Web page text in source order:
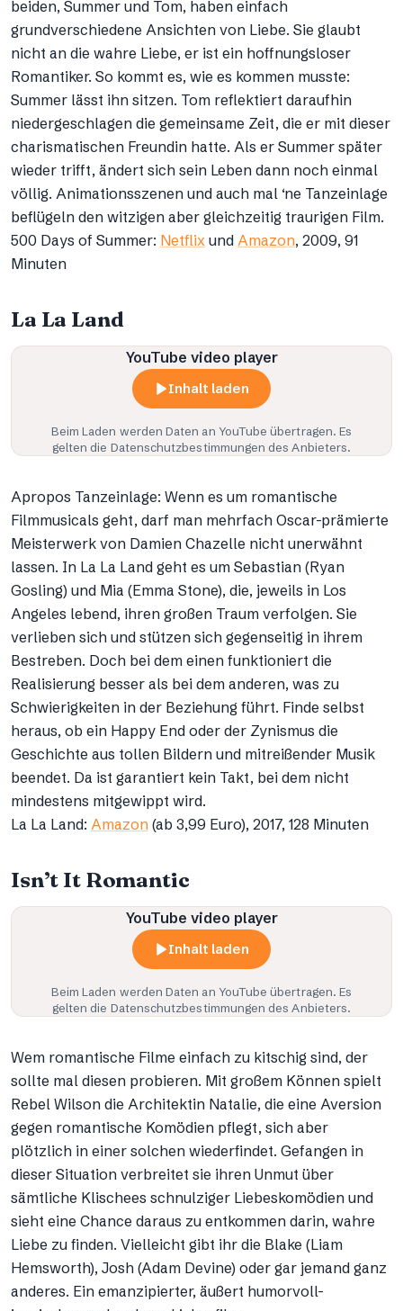
beiden, Summer und Tom, haben einfach
grundverschiedene Ansichten von Liebe. Sie glaubt
nicht an die wahre Liebe, er ist ein hoffnungsloser
Romantiker. So kommt es, wie es kommen musste:
Summer lässt ihn sitzen. Tom reflektiert daraufhin
niedergeschlagen die gemeinsame Zeit, die er mit dieser
charismatischen Freundin hatte. Als er Summer später
wieder trifft, ändert sich sein Leben dann noch einmal
völlig. Animationsszenen und auch mal ‘ne Tanzeinlage
beflügeln den witzigen aber gleichzeitig traurigen Film.
500 Days of Summer: Netflix und Amazon, 2009, 91
Minuten
La La Land
YouTube video player
Inhalt laden
Beim Laden werden Daten an YouTube übertragen. Es
gelten die Datenschutzbestimmungen des Anbieters.
Apropos Tanzeinlage: Wenn es um romantische
Filmmusicals geht, darf man mehrfach Oscar-prämierte
Meisterwerk von Damien Chazelle nicht unerwähnt
lassen. In La La Land geht es um Sebastian (Ryan
Gosling) und Mia (Emma Stone), die, jeweils in Los
Angeles lebend, ihren großen Traum verfolgen. Sie
verlieben sich und stützen sich gegenseitig in ihrem
Bestreben. Doch bei dem einen funktioniert die
Realisierung besser als bei dem anderen, was zu
Schwierigkeiten in der Beziehung führt. Finde selbst
heraus, ob ein Happy End oder der Zynismus die
Geschichte aus tollen Bildern und mitreißender Musik
beendet. Da ist garantiert kein Takt, bei dem nicht
mindestens mitgewippt wird.
La La Land: Amazon (ab 3,99 Euro), 2017, 128 Minuten
Isn’t It Romantic
YouTube video player
Inhalt laden
Beim Laden werden Daten an YouTube übertragen. Es
gelten die Datenschutzbestimmungen des Anbieters.
Wem romantische Filme einfach zu kitschig sind, der
sollte mal diesen probieren. Mit großem Können spielt
Rebel Wilson die Architektin Natalie, die eine Aversion
gegen romantische Komödien pflegt, sich aber
plötzlich in einer solchen wiederfindet. Gefangen in
dieser Situation verbreitet sie ihren Unmut über
sämtliche Klischees schnulziger Liebeskomödien und
sieht eine Chance daraus zu entkommen darin, wahre
Liebe zu finden. Vielleicht gibt ihr die Blake (Liam
Hemsworth), Josh (Adam Devine) oder gar jemand ganz
anderes. Ein emanzipierter, äußert humorvoll-